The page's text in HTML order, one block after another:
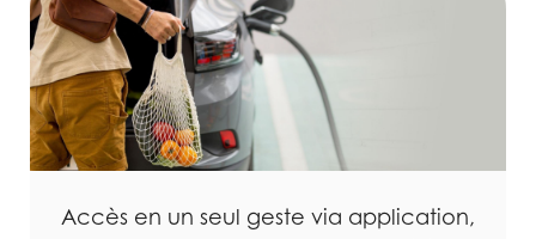
Accès en un seul geste via application,